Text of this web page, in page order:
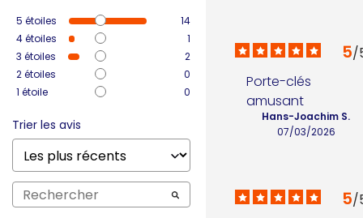
5 étoiles
14
4étoiles
1
3 étoiles
2
2étoiles
0
1 étoile 0
Trier les avis
5/
Porte-clés
amusant
07/03/2026
Hans-Joachim S.
5/